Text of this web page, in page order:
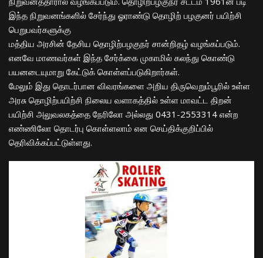
இந்த நிறுவனங்களில் சேர்ந்து ஓராண்டு தொழிற் பழகுனர் பயிற்சி
பெறுபவர்களுக்கு
மத்திய அரசின் தேசிய தொழிற்பழகுநர் சான்றிதழ் வழங்கப்படும்.
எனவே மாணவர்கள் இந்த சேர்க்கை முகாமில் கலந்து கொண்டு
பயனடையுமாறு கேட்டுக் கொள்ளப்படுகிறார்கள்.
மேலும் இது தொடர்பான விவரங்களை அறிய திருவெறும்பூரில் உள்ள
அரசு தொழிற்பயிற்சி நிலைய வளாகத்தில் உள்ள மாவட்ட திறன்
பயிற்சி அலுவலகத்தை நேரிலோ அல்லது 0431-2553314 என்ற
எண்ணிலோ தொடர்பு கொள்ளலாம் என செய்திக்குறிப்பில்
தெரிவிக்கப்பட்டுள்ளது.